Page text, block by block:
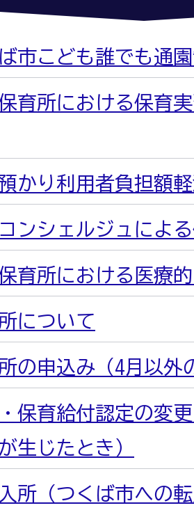
市こども誰でも通
育所における保育
かり利用者負担額
ンシェルジュによ
育所における医療
について
の申込み（4月以外
保育給付認定の変
生じたとき）
所（つくば市への